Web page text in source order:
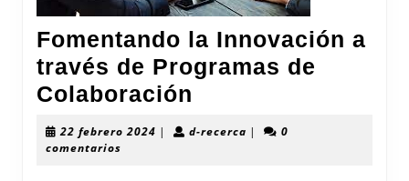
Fomentando la Innovación a
través de Programas de
Colaboración
22 febrero 2024 22| d-recercad-|
0
comentarios